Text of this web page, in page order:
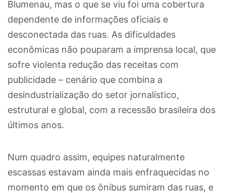
Blumenau, mas o que se viu foi uma cobertura
dependente de informações oficiais e
desconectada das ruas. As dificuldades
econômicas não pouparam a imprensa local, que
sofre violenta redução das receitas com
publicidade – cenário que combina a
desindustrialização do setor jornalístico,
estrutural e global, com a recessão brasileira dos
últimos anos.
Num quadro assim, equipes naturalmente
escassas estavam ainda mais enfraquecidas no
momento em que os ônibus sumiram das ruas, e